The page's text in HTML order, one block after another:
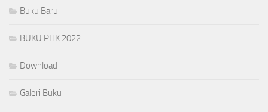
Buku Baru
BUKU PHK 2022
Download
Galeri Buku